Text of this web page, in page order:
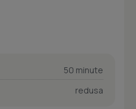
50 minute
redusa